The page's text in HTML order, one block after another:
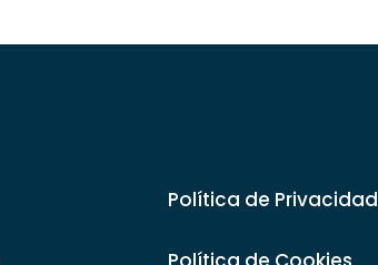
Política de Privacidad